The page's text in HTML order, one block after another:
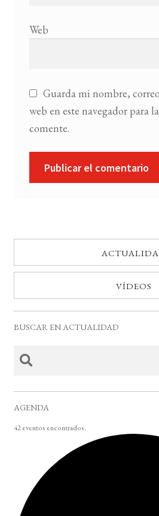
Web
Guarda mi nombre,
web en este navegador para
comente.
VÍDEOS
BUSCAR EN ACTUALIDAD
AGENDA
42 eventos encontrados.